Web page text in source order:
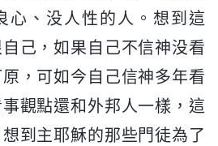
心、没人性的人。想到這
己，如果自己不信神没看
，可如今自己信神多年看
觀點還和外邦人一樣，這
到主耶穌的那些門徒為了